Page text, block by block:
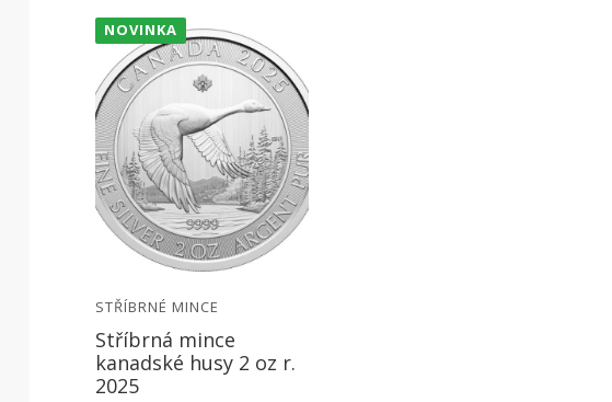
NOVINKA
STŘÍBRNÉ MINCE
Stříbrná mince
kanadské husy 2 oz r.
2025